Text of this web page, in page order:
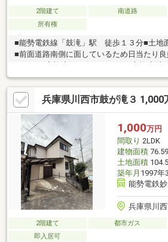
2階建て 南道路
所有権
■能勢電鉄線「鼓滝」駅 徒歩１３分■土地
■前面道路南側に面しているため日当たり良
換◇トイレ器具一式交換◇クロス全て貼替
子貼替
兵庫県川西市鼓が滝３ 1,000
1,000万円
間取り 2LDK
建物面積
土地面積
築年月 1997年
能勢電鉄
兵庫県川
2階建て 都市ガス
即入居可